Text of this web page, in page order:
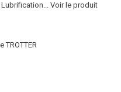
Voir le produit
TROTTER